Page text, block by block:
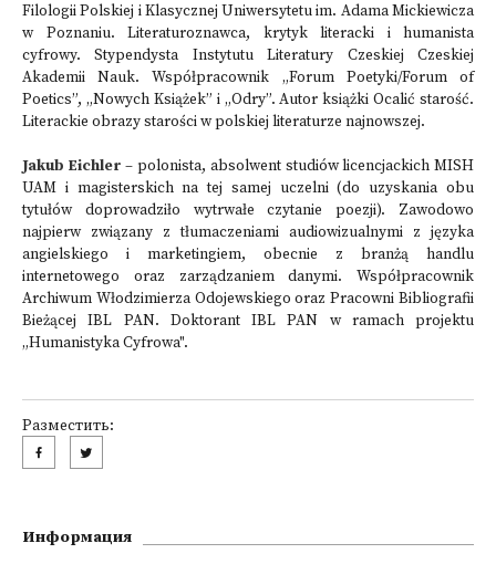
Filologii Polskiej i Klasycznej Uniwersytetu im. Adama Mickiewicza
w Poznaniu. Literaturoznawca, krytyk literacki i humanista
cyfrowy. Stypendysta Instytutu Literatury Czeskiej Czeskiej
Akademii Nauk. Współpracownik „Forum Poetyki/Forum of
Poetics”, „Nowych Książek” i „Odry”. Autor książki Ocalić starość.
Literackie obrazy starości w polskiej literaturze najnowszej.
Jakub Eichler – polonista, absolwent studiów licencjackich MISH
UAM i magisterskich na tej samej uczelni (do uzyskania obu
tytułów doprowadziło wytrwałe czytanie poezji). Zawodowo
najpierw związany z tłumaczeniami audiowizualnymi z języka
angielskiego i marketingiem, obecnie z branżą handlu
internetowego oraz zarządzaniem danymi. Współpracownik
Archiwum Włodzimierza Odojewskiego oraz Pracowni Bibliografii
Bieżącej IBL PAN. Doktorant IBL PAN w ramach projektu
„Humanistyka Cyfrowa".
Разместить:
Информация